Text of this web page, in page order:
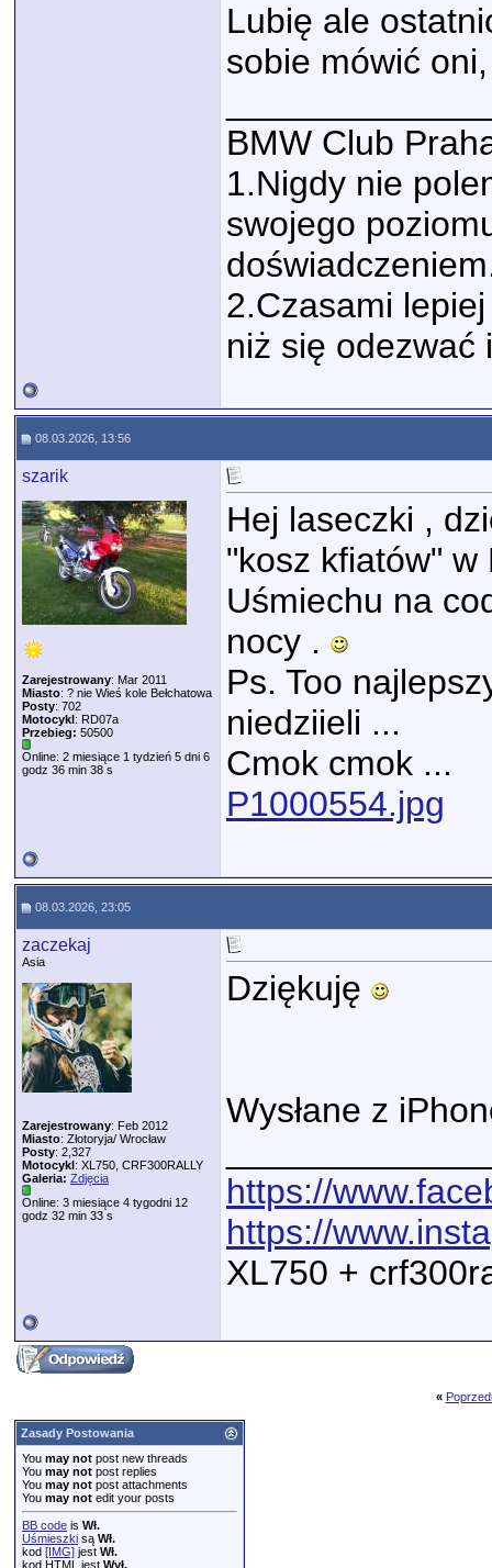
Lubię ale
sobie mówić
BMW Club
1.Nigdy nie
swojego
2.Czasami
niż się odezwać
08.03.2026, 13:56
szarik
Zarejestrowany: Mar 2011
Miasto: ? nie Wieś kole Bełchatowa
Posty: 702
Motocykl: RD07a
Przebieg: 50500
Online: 2 miesiące 1 tydzień 5 dni 6
godz 36 min 38 s
Hej laseczki ,
"kosz kfiatów" w
Uśmiechu na
nocy .
Ps. Too
niedziieli ...
Cmok cmok ...
P1000554.jpg
08.03.2026, 23:05
zaczekaj
Asia
Zarejestrowany: Feb 2012
Miasto: Złotoryja/ Wrocław
Posty: 2,327
Motocykl: XL750, CRF300RALLY
Galeria: Zdjęcia
Online: 3 miesiące 4 tygodni 12
godz 32 min 33 s
Dziękuję
Wysłane z
https://
https://
XL750 +
«
Zasady Postowania
You may not post new threads
You may not post replies
You may not post attachments
You may not edit your posts
BB code is Wł.
Uśmieszki są Wł.
kod [IMG] jest Wł.
kod HTML jest Wył.